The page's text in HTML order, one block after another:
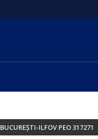
ILFOV PEO 317271